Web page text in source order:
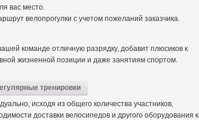
вас место.
велопрогулки с учетом пожеланий заказчика.
команде отличную разрядку, добавит плюсиков к
жизненной позиции и даже занятиям спортом.
тренировки
исходя из общего количества участников,
доставки велосипедов и другого оборудования к